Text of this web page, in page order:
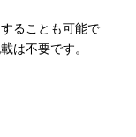
ることも可能で
は不要です。